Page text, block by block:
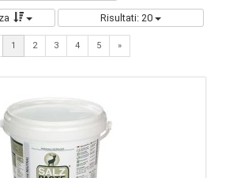
Risultati: 20
1 2 3 4 5 »Next